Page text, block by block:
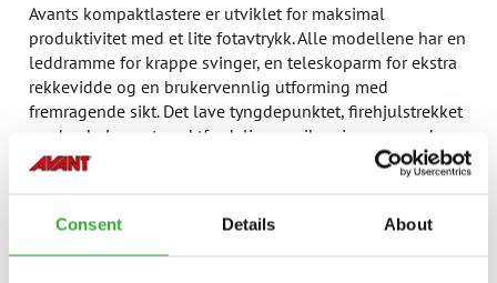
Consent Details About
Avants kompaktlastere er utviklet for maksimal
produktivitet med et lite fotavtrykk. Alle modellene har en
leddramme for krappe svinger, en teleskoparm for ekstra
rekkevidde og en brukervennlig utforming med
fremragende sikt. Det lave tyngdepunktet, firehjulstrekket
og den balanserte vektfordelingen sikrer imponerende
stabilitet og manøvrerbarhet på alle overflater.
VIS KOMPAKTLASTERE